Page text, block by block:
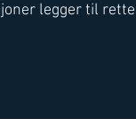
legger til